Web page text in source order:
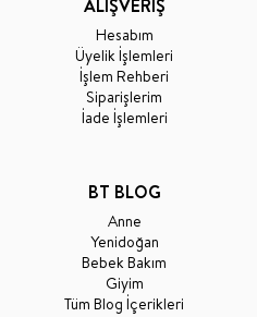
ALIŞVERİŞ
Hesabım
Üyelik İşlemleri
İşlem Rehberi
Siparişlerim
İade İşlemleri
BT BLOG
Anne
Yenidoğan
Bebek Bakım
Giyim
Tüm Blog İçerikleri